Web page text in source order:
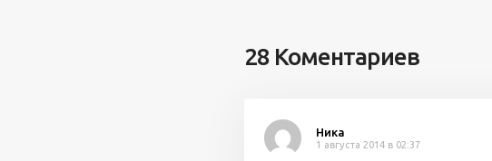
28 Коментариев
Ника
1 августа 2014 в 02:37